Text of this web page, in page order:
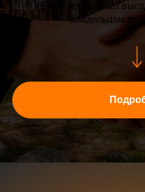
КБР — предлагает
владельцам